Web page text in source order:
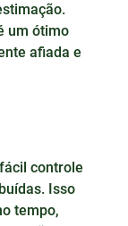
um ótimo
afiada e
controle
Isso
tempo,